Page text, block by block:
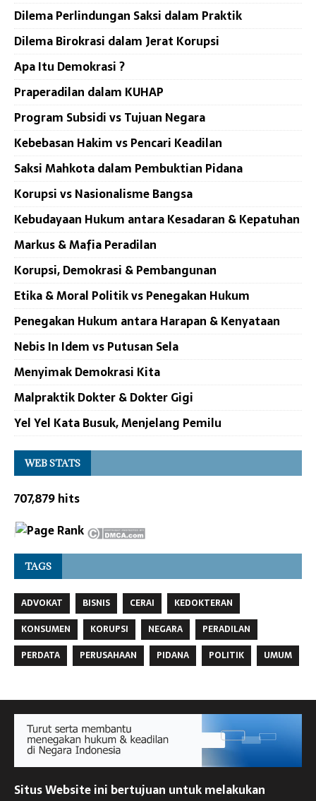
Dilema Perlindungan Saksi dalam Praktik
Dilema Birokrasi dalam Jerat Korupsi
Apa Itu Demokrasi ?
Praperadilan dalam KUHAP
Program Subsidi vs Tujuan Negara
Kebebasan Hakim vs Pencari Keadilan
Saksi Mahkota dalam Pembuktian Pidana
Korupsi vs Nasionalisme Bangsa
Kebudayaan Hukum antara Kesadaran & Kepatuhan
Markus & Mafia Peradilan
Korupsi, Demokrasi & Pembangunan
Etika & Moral Politik vs Penegakan Hukum
Penegakan Hukum antara Harapan & Kenyataan
Nebis In Idem vs Putusan Sela
Menyimak Demokrasi Kita
Malpraktik Dokter & Dokter Gigi
Yel Yel Kata Busuk, Menjelang Pemilu
WEB STATS
707,879 hits
TAGS
ADVOKAT BISNIS CERAI
KEDOKTERAN
KONSUMEN
KORUPSI NEGARA
PERADILAN
PERDATA
PERUSAHAAN PIDANA POLITIK UMUM
Situs Website ini bertujuan untuk melakukan